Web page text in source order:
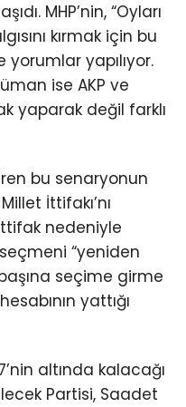
MHP’nin, “Oyları
kırmak için bu
yapılıyor.
ise AKP ve
yaparak değil farklı
bu senaryonun
İttifakı’nı
ittifak nedeniyle
“yeniden
seçime girme
yattığı
altında kalacağı
Partisi, Saadet